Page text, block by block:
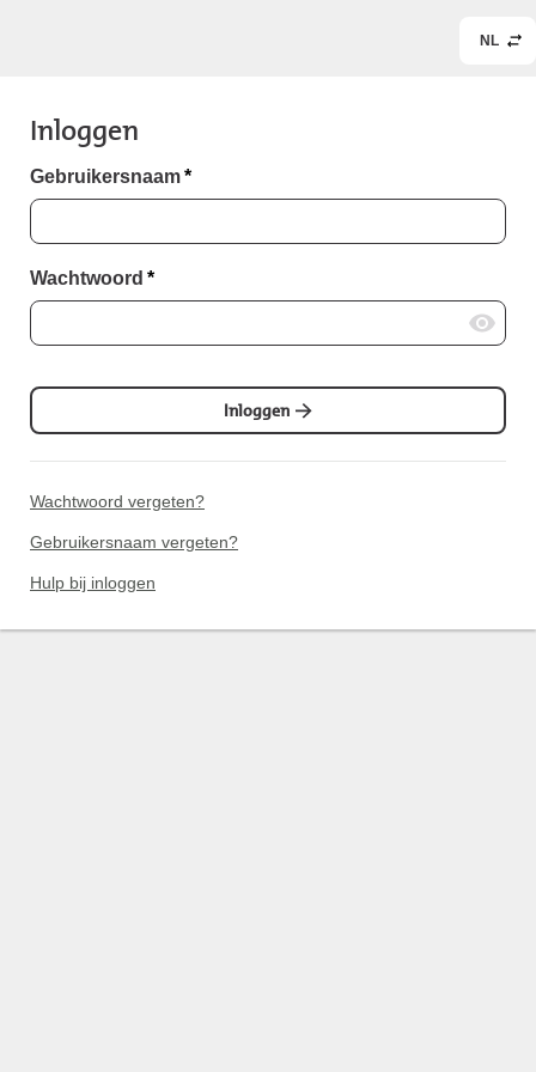
NL
Inloggen
Gebruikersnaam*
Wachtwoord *
Inloggen
Wachtwoord vergeten?
Gebruikersnaam vergeten?
Hulp bij inloggen